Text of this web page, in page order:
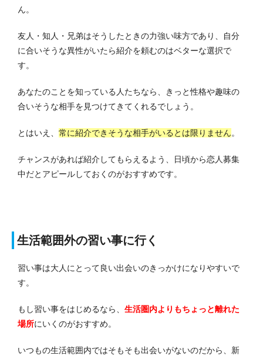
ん。
友人・知人・兄弟はそうしたときの力強い味方であり、自分
に合いそうな異性がいたら紹介を頼むのはベターな選択で
す。
あなたのことを知っている人たちなら、きっと性格や趣味の
合いそうな相手を見つけてきてくれるでしょう。
とはいえ、 常に紹介できそうな相手がいるとは限りません。
チャンスがあれば紹介してもらえるよう、日頃から恋人募集
中だとアピールしておくのがおすすめです。
生活範囲外の習い事に行く
習い事は大人にとって良い出会いのきっかけになりやすいで
す。
もし習い事をはじめるなら、 生活圏内よりもちょっと離れた
場所にいくのがおすすめ。
いつもの生活範囲内ではそもそも出会いがないのだから、新